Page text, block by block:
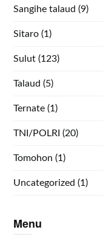
Sangihe talaud (9)
Sitaro (1)
Sulut (123)
Talaud (5)
Ternate (1)
TNI/POLRI (20)
Tomohon (1)
Uncategorized (1)
Menu